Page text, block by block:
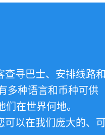
查寻巴士、安排线路和
多种语言和币种可供
们在世界何地。
以在我们庞大的、可